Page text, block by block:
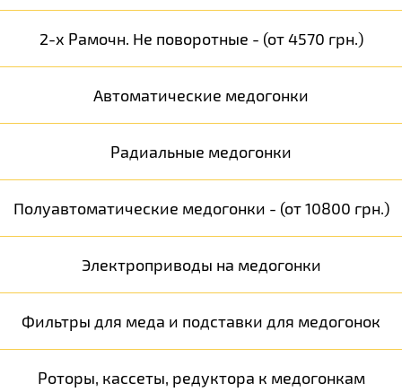
2-х Рамочн. Не поворотные - (от 4570 грн.)
Автоматические медогонки
Радиальные медогонки
Полуавтоматические медогонки - (от 10800 грн.)
Электроприводы на медогонки
Фильтры для меда и подставки для медогонок
Роторы, кассеты, редуктора к медогонкам